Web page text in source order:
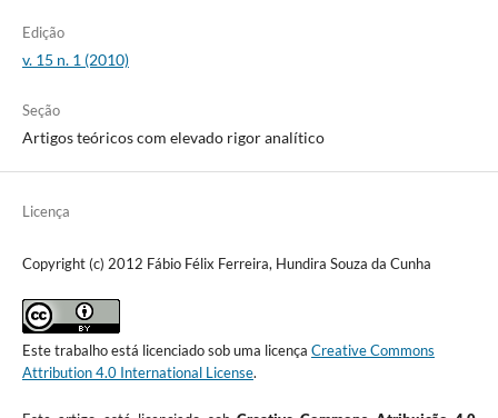
Edição
v. 15 n. 1 (2010)
Seção
Artigos teóricos com elevado rigor analítico
Licença
Copyright (c) 2012 Fábio Félix Ferreira, Hundira Souza da Cunha
Este trabalho está licenciado sob uma licença Creative Commons
Attribution 4.0 International License.